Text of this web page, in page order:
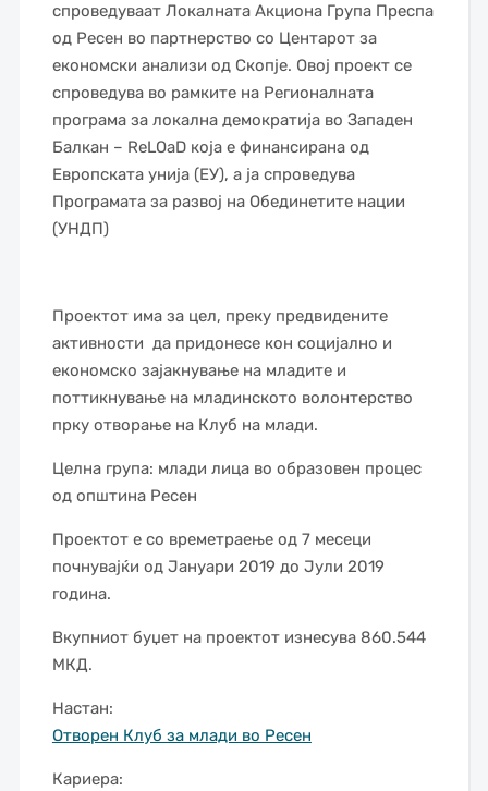
спроведуваат Локалната Акциона Група Преспа
од Ресен во партнерство со Центарот за
економски анализи од Скопје. Овој проект се
спроведува во рамките на Регионалната
програма за локална демократија во Западен
Балкан – ReLOaD која е финансирана од
Европската унија (ЕУ), а ја спроведува
Програмата за развој на Обединетите нации
(УНДП)
Проектот има за цел, преку предвидените
активности да придонесе кон социјално и
економско зајакнување на младите и
поттикнување на младинското волонтерство
прку отворање на Клуб на млади.
Целна група: млади лица во образовен процес
од општина Ресен
Проектот е со времетраење од 7 месеци
почнувајќи од Јануари 2019 до Јули 2019
година.
Вкупниот буџет на проектот изнесува 860.544
МКД.
Настан:
Отворен Клуб за млади во Ресен
Кариера: